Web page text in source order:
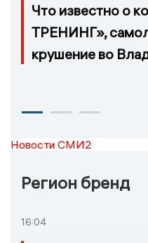
Что известно о
ТРЕНИНГ»,
крушение во
Новости СМИ2
Регион бренд
16:04